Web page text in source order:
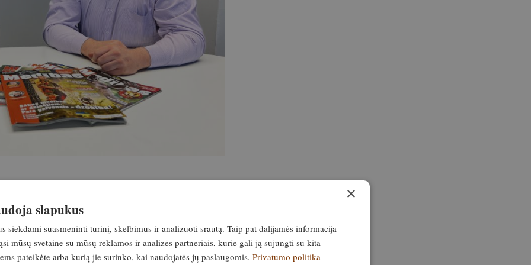
dar gana daug mitų ir prietarų, susijusių
žmogų, kuris Latvijoje apie graižtviniams
beveik viską – bendrovės Anima libra
×
slapukus
siekdami suasmeninti turinį, skelbimus ir analizuoti srautą. Taip pat dalijamės informacija
mūsų svetaine su mūsų reklamos ir analizės partneriais, kurie gali ją sujungti su kita
pateikėte arba kurią jie surinko, kai naudojatės jų paslaugomis. Privatumo politika